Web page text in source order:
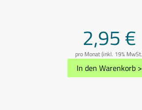
2,95 €
pro Monat (inkl. 19%
In den Warenkorb >